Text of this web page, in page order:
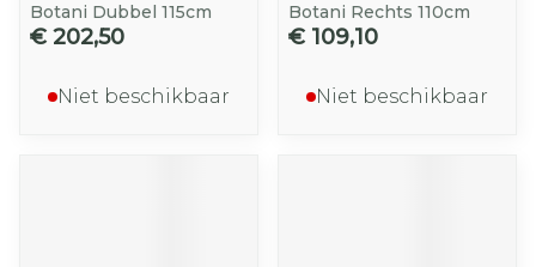
Botani Dubbel 115cm
€ 202,50
Niet beschikbaar
Botani Rechts 110cm
€ 109,10
Niet beschikbaar